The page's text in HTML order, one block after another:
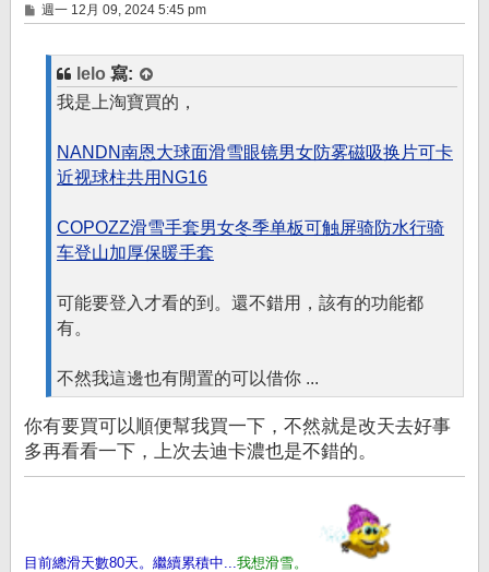
文
章
週一 12月 09, 2024 5:45 pm
lelo 寫:
我是上淘寶買的，
NANDN南恩大球面滑雪眼镜男女防雾磁吸换片可卡
近视球柱共用NG16
COPOZZ滑雪手套男女冬季单板可触屏骑防水行骑
车登山加厚保暖手套
可能要登入才看的到。還不錯用，該有的功能都
有。
不然我這邊也有閒置的可以借你 ...
你有要買可以順便幫我買一下，不然就是改天去好事
多再看看一下，上次去迪卡濃也是不錯的。
目前總滑天數80天。繼續累積中... 我想滑雪。